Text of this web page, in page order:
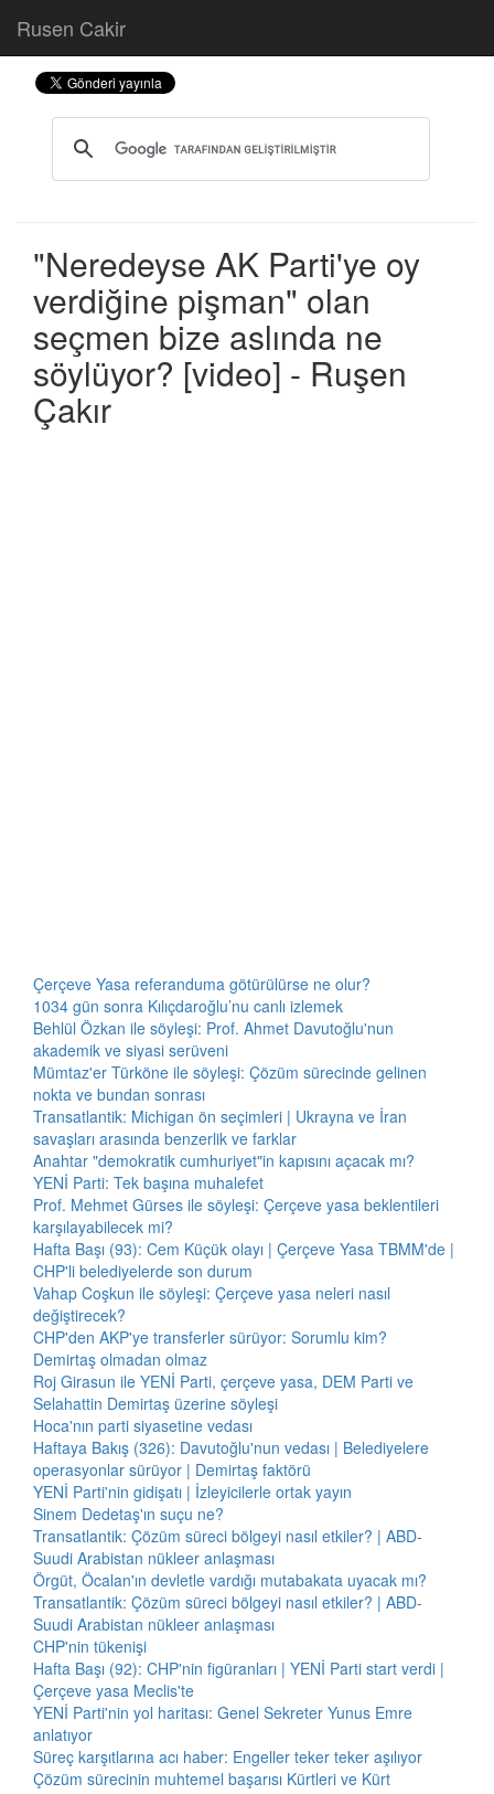
Rusen Cakir
"Neredeyse AK Parti'ye oy
verdiğine pişman" olan
seçmen bize aslında ne
söylüyor? [video] - Ruşen
Çakır
Çerçeve Yasa referanduma götürülürse ne olur?
1034 gün sonra Kılıçdaroğlu’nu canlı izlemek
Behlül Özkan ile söyleşi: Prof. Ahmet Davutoğlu'nun
akademik ve siyasi serüveni
Mümtaz'er Türköne ile söyleşi: Çözüm sürecinde gelinen
nokta ve bundan sonrası
Transatlantik: Michigan ön seçimleri | Ukrayna ve İran
savaşları arasında benzerlik ve farklar
Anahtar "demokratik cumhuriyet"in kapısını açacak mı?
YENİ Parti: Tek başına muhalefet
Prof. Mehmet Gürses ile söyleşi: Çerçeve yasa beklentileri
karşılayabilecek mi?
Hafta Başı (93): Cem Küçük olayı | Çerçeve Yasa TBMM'de |
CHP'li belediyelerde son durum
Vahap Coşkun ile söyleşi: Çerçeve yasa neleri nasıl
değiştirecek?
CHP'den AKP'ye transferler sürüyor: Sorumlu kim?
Demirtaş olmadan olmaz
Roj Girasun ile YENİ Parti, çerçeve yasa, DEM Parti ve
Selahattin Demirtaş üzerine söyleşi
Hoca'nın parti siyasetine vedası
Haftaya Bakış (326): Davutoğlu'nun vedası | Belediyelere
operasyonlar sürüyor | Demirtaş faktörü
YENİ Parti'nin gidişatı | İzleyicilerle ortak yayın
Sinem Dedetaş'ın suçu ne?
Transatlantik: Çözüm süreci bölgeyi nasıl etkiler? | ABD-
Suudi Arabistan nükleer anlaşması
Örgüt, Öcalan'ın devletle vardığı mutabakata uyacak mı?
Transatlantik: Çözüm süreci bölgeyi nasıl etkiler? | ABD-
Suudi Arabistan nükleer anlaşması
CHP'nin tükenişi
Hafta Başı (92): CHP'nin figüranları | YENİ Parti start verdi |
Çerçeve yasa Meclis'te
YENİ Parti'nin yol haritası: Genel Sekreter Yunus Emre
anlatıyor
Süreç karşıtlarına acı haber: Engeller teker teker aşılıyor
Çözüm sürecinin muhtemel başarısı Kürtleri ve Kürt